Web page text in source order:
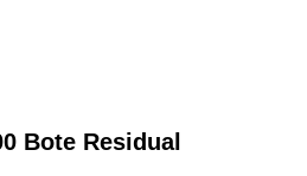
Bote Residual